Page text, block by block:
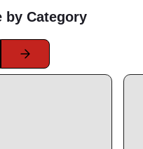
by Category